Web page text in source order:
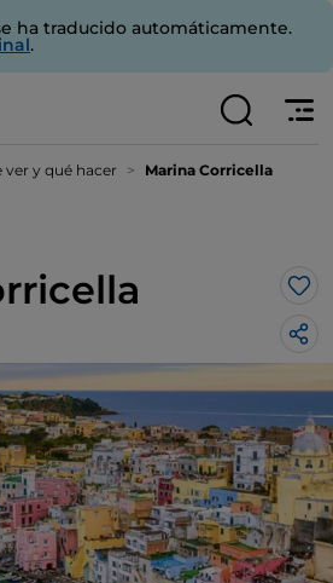
ha traducido automáticamente.
.
ver y qué hacer Marina Corricella
Me